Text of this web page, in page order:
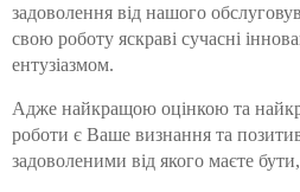
задоволення від нашого
свою роботу яскраві сучасні
ентузіазмом.
Адже найкращою оцінкою та
роботи є Ваше визнання та
задоволеними від якого маєте